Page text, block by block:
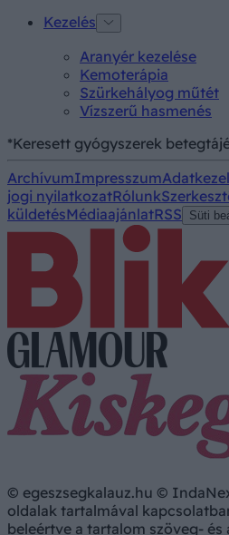
Kezelés
Aranyér kezelése
Kemoterápia
Szürkehályog műtét
Vízszerű hasmenés
*Keresett gyógyszerek
ArchívumImpresszum
jogi nyilatkozatRólunk
küldetésMédiaajánlatRSS Süti
© egeszsegkalauz.hu ©
oldalak tartalmával
beleértve a tartalom szöveg- és